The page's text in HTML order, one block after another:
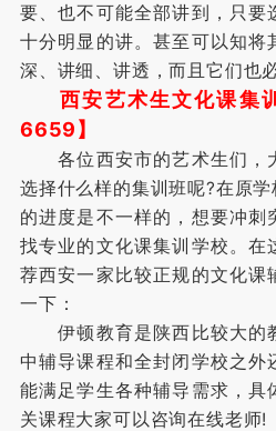
要、也不可能全部讲到，只要
十分明显的讲。甚至可以知将
深、讲细、讲透，而且它们也
西安艺术生文化课
6659】
各位西安市的艺术生们，
选择什么样的集训班呢?在原
的进度是不一样的，想要冲刺
找专业的文化课集训学校。在
荐西安一家比较正规的文化课
一下：
伊顿教育是陕西比较大的
中辅导课程和全封闭学校之外
能满足学生各种辅导需求，具
关课程大家可以咨询在线老师!